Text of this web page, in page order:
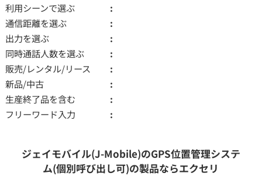
利用シーンで選ぶ
通信距離を選ぶ
出力を選ぶ
同時通話人数を選ぶ
販売/レンタル/リース
新品/中古
生産終了品を含む
フリーワード入力
ジェイモバイル(J-Mobile)のGPS位置管理システ
ム(個別呼び出し可)の製品ならエクセリ